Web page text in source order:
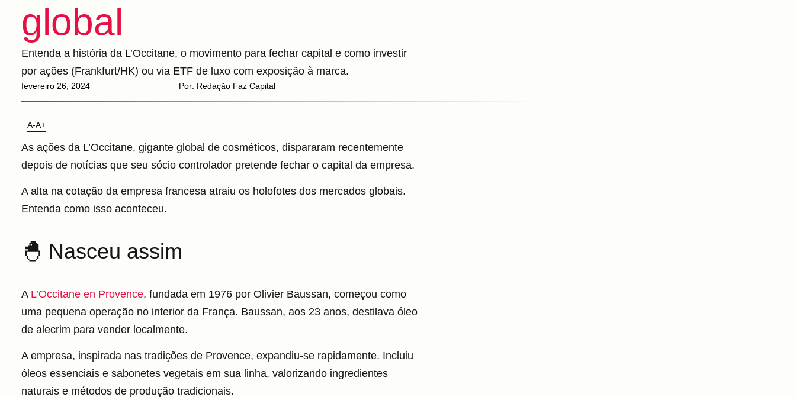
global
Entenda a história da L’Occitane, o movimento para fechar capital e como investir
por ações (Frankfurt/HK) ou via ETF de luxo com exposição à marca.
fevereiro 26, 2024 Por: Redação Faz Capital
A-A+
As ações da L’Occitane, gigante global de cosméticos, dispararam recentemente
depois de notícias que seu sócio controlador pretende fechar o capital da empresa.
A alta na cotação da empresa francesa atraiu os holofotes dos mercados globais.
Entenda como isso aconteceu.
🐣 Nasceu assim
A L’Occitane en Provence, fundada em 1976 por Olivier Baussan, começou como
uma pequena operação no interior da França. Baussan, aos 23 anos, destilava óleo
de alecrim para vender localmente.
A empresa, inspirada nas tradições de Provence, expandiu-se rapidamente. Incluiu
óleos essenciais e sabonetes vegetais em sua linha, valorizando ingredientes
naturais e métodos de produção tradicionais.